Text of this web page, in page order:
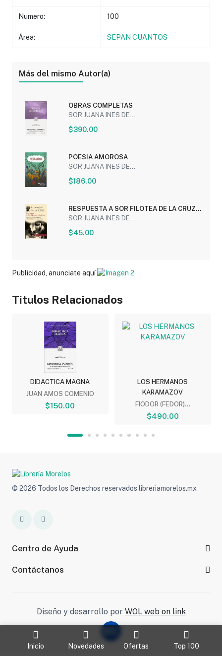
Inicio Novedades Ofertas Top 100
Numero: 100
Área: SEPAN CUANTOS
Más del mismo Autor(a)
OBRAS COMPLETAS
SOR JUANA INES DE...
$390.00
POESIA AMOROSA
SOR JUANA INES DE...
$186.00
RESPUESTA A SOR FILOTEA DE LA CRUZ
(EDICION...
SOR JUANA INES DE...
$45.00
Publicidad, anunciate aquí
Titulos Relacionados
DIDACTICA MAGNA
JUAN AMOS COMENIO
$150.00
LOS HERMANOS
KARAMAZOV
FIODOR (FEDOR)...
$490.00
© 2026 Todos los Derechos reservados libreriamorelos.mx
Centro de Ayuda
Contáctanos
Diseño y desarrollo por WOL web on link